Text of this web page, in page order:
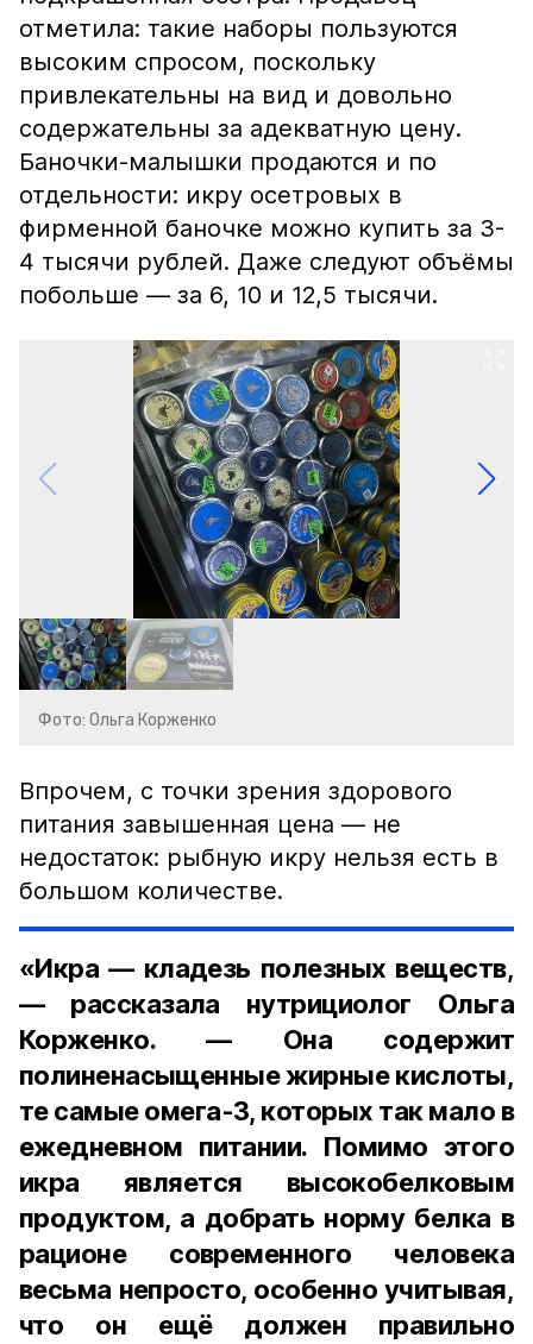
отметила: такие наборы пользуются
высоким спросом, поскольку
привлекательны на вид и довольно
содержательны за адекватную цену.
Баночки-малышки продаются и по
отдельности: икру осетровых в
фирменной баночке можно купить за 3-
4 тысячи рублей. Даже следуют объёмы
побольше — за 6, 10 и 12,5 тысячи.
Фото: Ольга Корженко
Впрочем, с точки зрения здорового
питания завышенная цена — не
недостаток: рыбную икру нельзя есть в
большом количестве.
«Икра — кладезь полезных веществ,
— рассказала нутрициолог Ольга
Корженко. — Она содержит
полиненасыщенные жирные кислоты,
те самые омега-3, которых так мало в
ежедневном питании. Помимо этого
икра является высокобелковым
продуктом, а добрать норму белка в
рационе современного человека
весьма непросто, особенно учитывая,
что он ещё должен правильно